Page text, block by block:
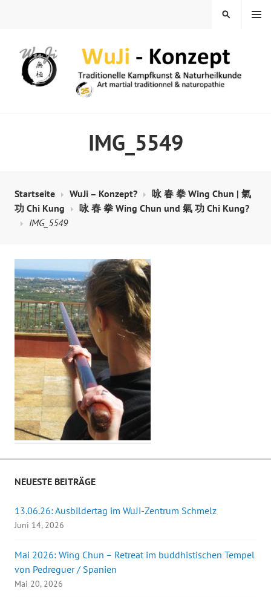
MENÜ
SUCHEN
IMG_5549
Startseite WuJi – Konzept?
咏 春 拳 Wing Chun | 氣
功 Chi Kung
咏 春 拳 Wing Chun und 氣 功 Chi Kung?
IMG_5549
NEUESTE BEITRÄGE
13.06.26: Ausbildertag im WuJi-Zentrum Schmelz
Juni 14, 2026
Mai 2026: Wing Chun – Retreat im buddhistischen Tempel
von Pedreguer / Spanien
Mai 20, 2026